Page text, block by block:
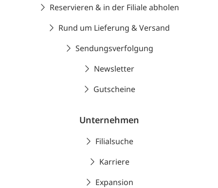
Reservieren & in der Filiale abholen
Rund um Lieferung & Versand
Sendungsverfolgung
Newsletter
Gutscheine
Unternehmen
Filialsuche
Karriere
Expansion